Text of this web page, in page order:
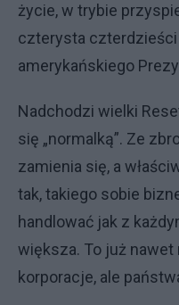
życie, w trybie
czterysta
amerykańskiego
Nadchodzi wielki
się „normalką”. Ze
zamienia się, a
tak, takiego sobie
handlować jak z
większa. To już
korporacje, ale